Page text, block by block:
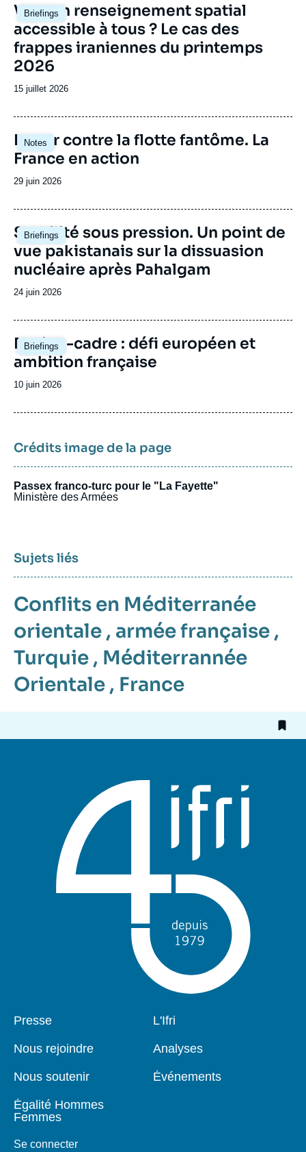
Briefings
Image
principale
Vers un renseignement spatial
accessible à tous ? Le cas des
frappes iraniennes du printemps
2026
Date
publication
15 juillet 2026
Notes
Image
principale
Lutter contre la flotte fantôme. La
France en action
Date
publication
29 juin 2026
Briefings
Image
principale
Stabilité sous pression. Un point de
vue pakistanais sur la dissuasion
nucléaire après Pahalgam
Date
publication
24 juin 2026
Briefings
Image
principale
Nation-cadre : défi européen et
ambition française
Date
publication
10 juin 2026
Crédits image de la page
Passex franco-turc pour le "La Fayette"
Ministère des Armées
Sujets liés
Conflits en Méditerranée
orientale , armée française ,
Turquie , Méditerrannée
Orientale , France
Pied
Presse
Nous rejoindre
Nous soutenir
Égalité Hommes
Femmes
Se connecter
Navigation
L'Ifri
Analyses
Événements